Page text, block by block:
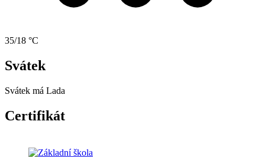
35/18 °C
Svátek
Svátek má Lada
Certifikát